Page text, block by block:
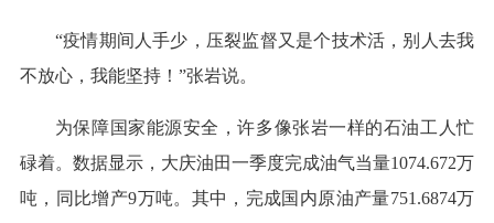
“疫情期间人手少，压裂监督又是个技术活，别人去我
不放心，我能坚持！”张岩说。
为保障国家能源安全，许多像张岩一样的石油工人忙
碌着。数据显示，大庆油田一季度完成油气当量1074.672万
吨，同比增产9万吨。其中，完成国内原油产量751.6874万